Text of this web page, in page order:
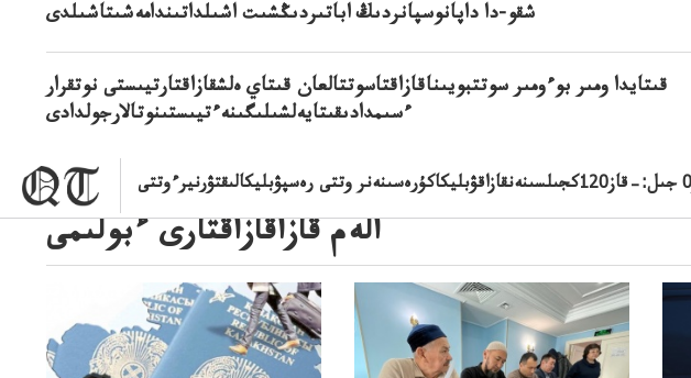
شقو-دا داپانوسپانردىڭ اباتىردىڭشىت اشىلداتىندامەشىتاشىلدى
قىتايدا ومىر بوءومىر سوتتبويىناقازاقتاسوتتالعان قىتاي ەلشقازاقتارتيىستى نوتقرار
ءسىمدادىقىتايەلشىلىگىنەءتيىستىنوتالارجولدادى
الەم قازاقازاقتارى ءبولىمى